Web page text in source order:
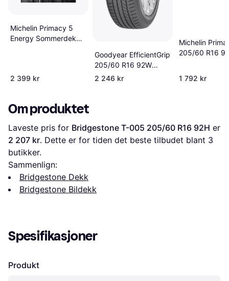
Michelin Primacy 5
Energy Sommerdekk
2 399 kr
Goodyear EfficientGrip
205/60 R16 92W
Runflat *
2 246 kr
Michelin
205/60 R16
1 792 kr
Om produktet
Laveste pris for Bridgestone T-005 205/60 R16 92H
2 207 kr. Dette er for tiden det beste tilbudet blant 3
butikker.
Sammenlign:
Bridgestone Dekk
Bridgestone Bildekk
Spesifikasjoner
Produkt